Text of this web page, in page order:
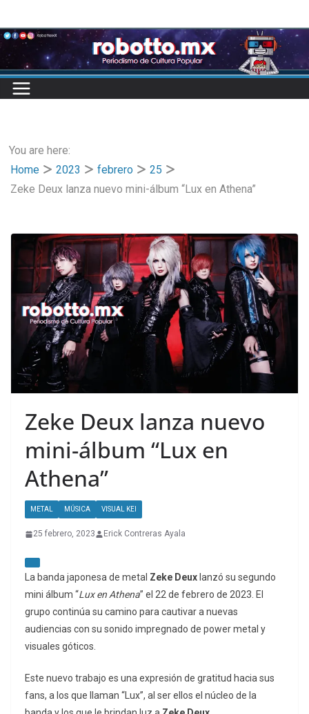
to
content
You are here:
Home
2023 febrero
25
Zeke Deux lanza nuevo mini-álbum “Lux en Athena”
Zeke Deux lanza nuevo
mini-álbum “Lux en
Athena”
METAL MÚSICA VISUAL KEI
25 febrero, 2023 Erick Contreras Ayala
La banda japonesa de metal Zeke Deux lanzó su segundo
mini álbum “Lux en Athena” el 22 de febrero de 2023. El
grupo continúa su camino para cautivar a nuevas
audiencias con su sonido impregnado de power metal y
visuales góticos.
Este nuevo trabajo es una expresión de gratitud hacia sus
fans, a los que llaman “Lux”, al ser ellos el núcleo de la